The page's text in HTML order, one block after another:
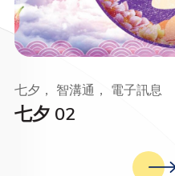
七夕 02
七夕， 智溝通， 電子訊息